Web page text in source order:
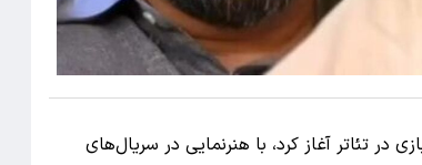
در تئاتر آغاز کرد، با هنرنمایی در سریال‌های